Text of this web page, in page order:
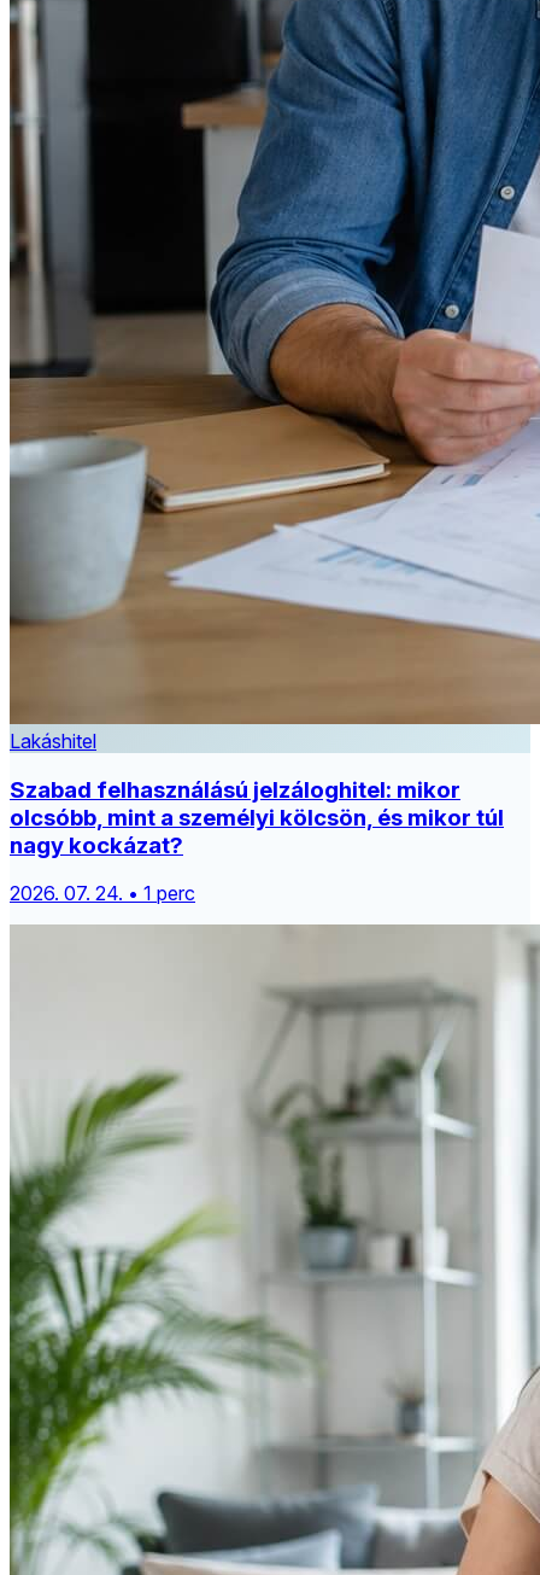
Lakáshitel
Szabad felhasználású jelzáloghitel: mikor
olcsóbb, mint a személyi kölcsön, és mikor túl
nagy kockázat?
2026. 07. 24. • 1 perc